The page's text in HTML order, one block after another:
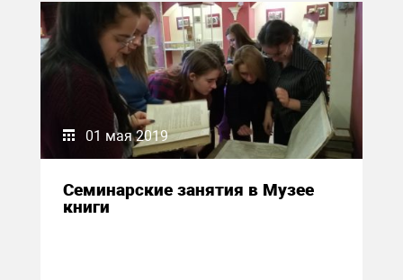
01 мая 2019
Семинарские занятия в Музее
книги